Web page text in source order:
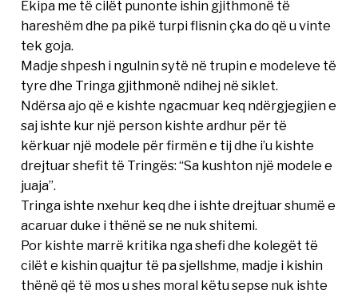
Ekipa me të cilët punonte ishin gjithmonë të
hareshëm dhe pa pikë turpi flisnin çka do që u vinte
tek goja.
Madje shpesh i ngulnin sytë në trupin e modeleve të
tyre dhe Tringa gjithmonë ndihej në siklet.
Ndërsa ajo që e kishte ngacmuar keq ndërgjegjien e
saj ishte kur një person kishte ardhur për të
kërkuar një modele për firmën e tij dhe i’u kishte
drejtuar shefit të Tringës: “Sa kushton një modele e
juaja”.
Tringa ishte nxehur keq dhe i ishte drejtuar shumë e
acaruar duke i thënë se ne nuk shitemi.
Por kishte marrë kritika nga shefi dhe kolegët të
cilët e kishin quajtur të pa sjellshme, madje i kishin
thënë që të mos u shes moral këtu sepse nuk ishte